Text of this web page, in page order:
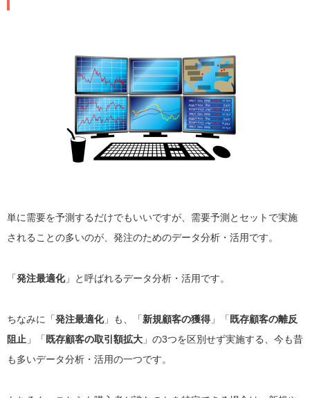
単に需要を予測するだけでもいいですが、需要予測とセットで実施
されることの多いのが、発注のためのデータ分析・活用です。
「発注最適化」と呼ばれるデータ分析・活用です。
ちなみに「発注最適化」も、「新規顧客の獲得 」「 既存顧客の離反
阻止 」「 既存顧客の取引額拡大 」の3つを区別せず実施する、今も昔
も多いデータ分析・活用の一つです。